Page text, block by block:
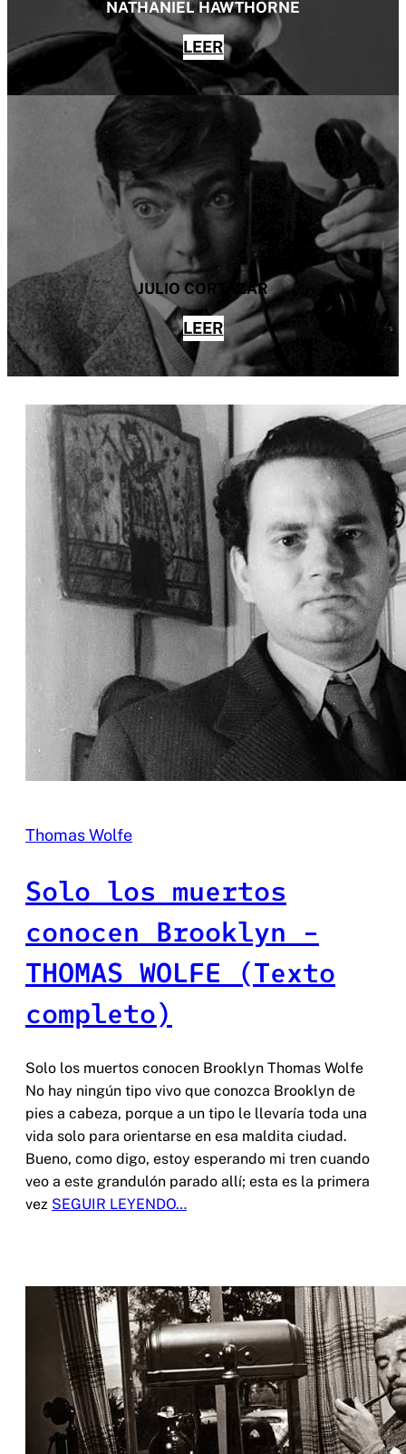
NATHANIEL HAWTHORNE
LEER
JULIO CORTÁZAR
LEER
Thomas Wolfe
Solo los muertos
conocen Brooklyn –
THOMAS WOLFE (Texto
completo)
Solo los muertos conocen Brooklyn Thomas Wolfe
No hay ningún tipo vivo que conozca Brooklyn de
pies a cabeza, porque a un tipo le llevaría toda una
vida solo para orientarse en esa maldita ciudad.
Bueno, como digo, estoy esperando mi tren cuando
veo a este grandulón parado allí; esta es la primera
vez SEGUIR LEYENDO…